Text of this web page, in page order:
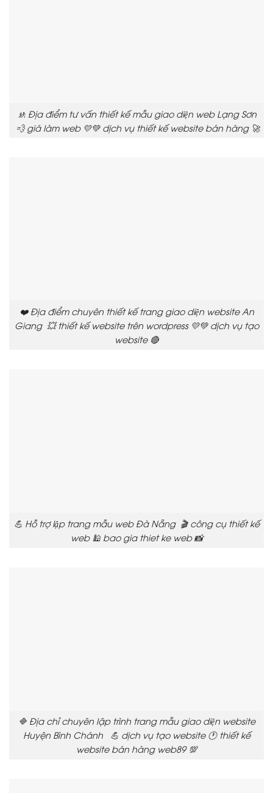
🚸 Địa điểm tư vấn thiết kế mẫu giao diện web Lạng Sơn
💨 giá làm web 💛💚 dịch vụ thiết kế website bán hàng 🚀
❤️ Địa điểm chuyên thiết kế trang giao diện website An
Giang 💥 thiết kế website trên wordpress 💛💚 dịch vụ tạo
website 🔴
💪 Hỗ trợ lập trang mẫu web Đà Nẵng 🎬 công cụ thiết kế
web 🕌 bao gia thiet ke web 📸
🔷 Địa chỉ chuyên lập trình trang mẫu giao diện website
Huyện Bình Chánh 💪 dịch vụ tạo website 🕐 thiết kế
website bán hàng web89 💯